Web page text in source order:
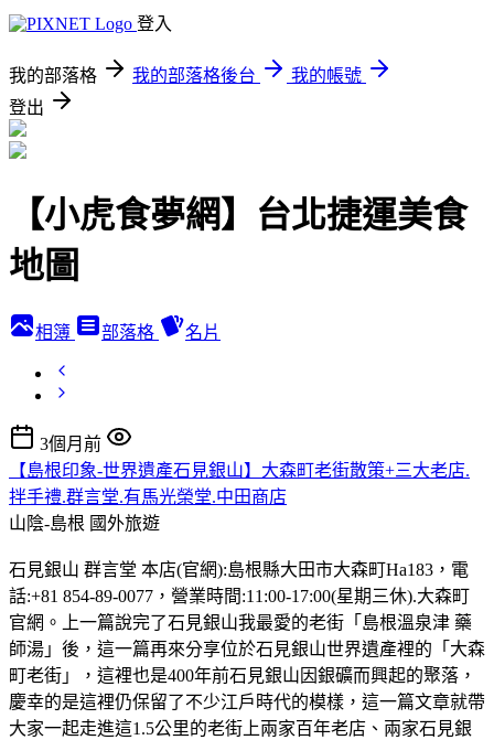
登入
我的部落格 我的部落格後台
我的帳號
登出
【小虎食夢網】台北捷運美食
地圖
相簿 部落格 名片
3個月前
【島根印象-世界遺產石見銀山】大森町老街散策+三大老店.
拌手禮.群言堂.有馬光榮堂.中田商店
山陰-島根 國外旅遊
石見銀山 群言堂 本店(官網):島根縣大田市大森町Ha183，電
話:+81 854-89-0077，營業時間:11:00-17:00(星期三休).大森町
官網。上一篇說完了石見銀山我最愛的老街「島根溫泉津 藥
師湯」後，這一篇再來分享位於石見銀山世界遺產裡的「大森
町老街」，這裡也是400年前石見銀山因銀礦而興起的聚落，
慶幸的是這裡仍保留了不少江戶時代的模樣，這一篇文章就帶
大家一起走進這1.5公里的老街上兩家百年老店、兩家石見銀